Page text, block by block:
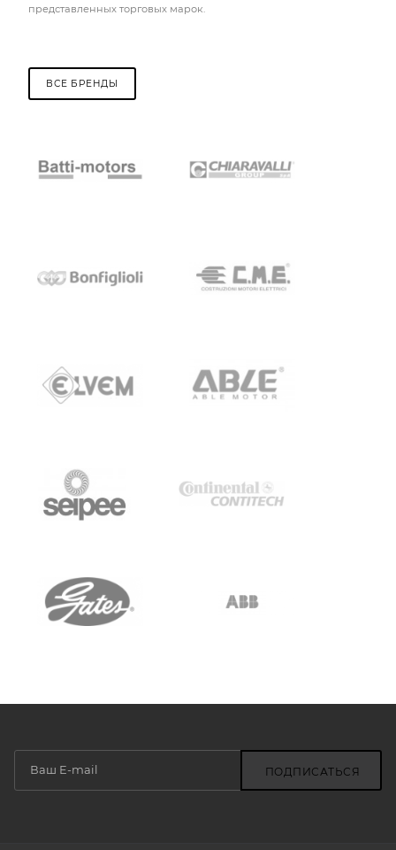
представленных торговых марок.
ВСЕ БРЕНДЫ
ПОДПИСАТЬСЯ